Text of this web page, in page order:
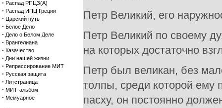
· Распад РПЦЗ(А)
· Распад ИПЦ Греции
· Царский путь
· Белое Дело
· Дело о Белом Деле
· Врангелиана
· Казачество
· Дни нашей жизни
· Репрессирование МИТ
· Русская защита
· Литстраница
· МИТ-альбом
· Мемуарное
Петр Великий, его
Петр Великий по своему
на которых достаточно
Петр был великан, без
толпы, среди которой ему
пасху, он постоянно